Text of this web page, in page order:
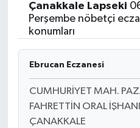
Çanakkale Lapseki
Perşembe nöbetçi
konumları
Ebrucan Eczanesi
CUMHURİYET MAH.
FAHRETTİN ORAL
ÇANAKKALE